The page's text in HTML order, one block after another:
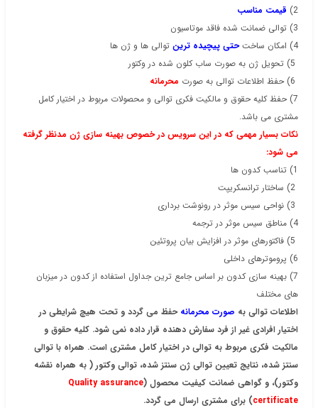
2) قیمت مناسب
3) توالی ضمانت شده فاقد موتاسیون
4) امکان ساخت
حتی پیچیده ترین توالی ها و ژن ها
محرمانه
7) حفظ کلیه حقوق و مالکیت فکری توالی و محصولات مربوط در اختیار کامل
مشتری می باشد.
نکات بسیار مهمی که در این سرویس در خصوص بهینه سازی ژن مدنظر گرفته
می شود:
1) تناسب کدون ها
4) مناطق سیس موثر در ترجمه
6) پروموترهای داخلی
7) بهینه سازی کدون بر اساس جامع ترین جداول استفاده از کدون در میزبان
های مختلف
اطلاعات توالی به صورت محرمانه حفظ می گردد و تحت هیچ شرایطی در
اختیار افرادی غیر از فرد سفارش دهنده قرار داده نمی شود. کلیه حقوق و
مالکیت فکری مربوط به توالی در اختیار کامل مشتری است. همراه با توالی
سنتز شده، نتایج تعیین توالی ژن سنتز شده، توالی وکتور ( به همراه نقشه
وکتور)، و گواهی ضمانت کیفیت محصول (Quality assurance
certificate) برای مشتری ارسال می گردد.